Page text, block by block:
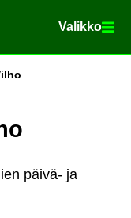
Va­lik­ko
Va­lik­ko
päivä- ja